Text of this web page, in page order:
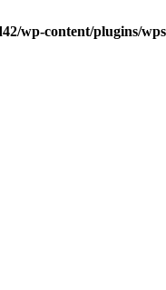
wp-content/plugins/